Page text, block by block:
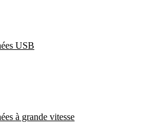
USB
à grande vitesse